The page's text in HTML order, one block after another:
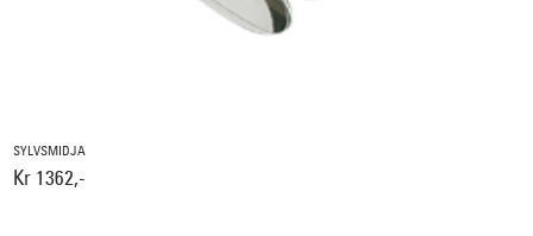
SYLVSMIDJA
Kr 1362,-